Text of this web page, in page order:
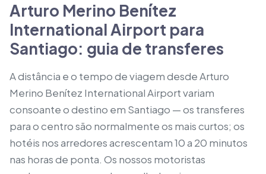
Arturo Merino Benítez
International Airport para
Santiago: guia de transferes
A distância e o tempo de viagem desde Arturo
Merino Benítez International Airport variam
consoante o destino em Santiago — os transferes
para o centro são normalmente os mais curtos; os
hotéis nos arredores acrescentam 10 a 20 minutos
nas horas de ponta. Os nossos motoristas